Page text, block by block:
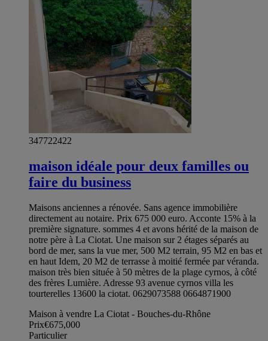
347722422
maison idéale pour deux familles ou
faire du business
Maisons anciennes a rénovée. Sans agence immobilière
directement au notaire. Prix 675 000 euro. Acconte 15% à la
première signature. sommes 4 et avons hérité de la maison de
notre père à La Ciotat. Une maison sur 2 étages séparés au
bord de mer, sans la vue mer, 500 M2 terrain, 95 M2 en bas et
en haut Idem, 20 M2 de terrasse à moitié fermée par véranda.
maison très bien située à 50 mètres de la plage cyrnos, à côté
des frères Lumière. Adresse 93 avenue cyrnos villa les
tourterelles 13600 la ciotat. 0629073588 0664871900
Maison à vendre La Ciotat - Bouches-du-Rhône
Prix€675,000
Particulier